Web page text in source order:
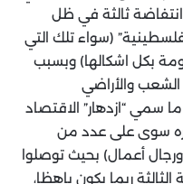
انتفاضة ثالثة في ظل
(سواء تلك التي
بكل اشكالها) وبسبب
الشعب والأراضي
سمي “ازدهار” الاقتصاد
سوى على عدد من
أعمال) بحيث توصلوا
ربما يكون باهظا،